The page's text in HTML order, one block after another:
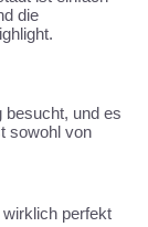
die
besucht, und es
sowohl von
wirklich perfekt